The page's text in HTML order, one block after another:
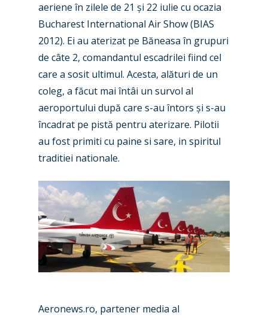
aeriene în zilele de 21 și 22 iulie cu ocazia
Bucharest International Air Show (BIAS
2012). Ei au aterizat pe Băneasa în grupuri
de câte 2, comandantul escadrilei fiind cel
care a sosit ultimul. Acesta, alături de un
coleg, a făcut mai întâi un survol al
aeroportului după care s-au întors și s-au
încadrat pe pistă pentru aterizare. Pilotii
au fost primiti cu paine si sare, in spiritul
traditiei nationale.
Aeronews.ro, partener media al